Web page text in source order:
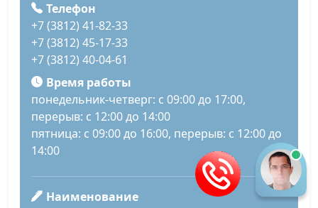
Телефон
+7 (3812) 41-82-33
+7 (3812) 45-17-33
+7 (3812) 40-04-61
Время работы
понедельник-четверг: с 09:00 до 17:00,
перерыв: с 12:00 до 14:00
пятница: с 09:00 до 16:00, перерыв: с 12:00 до
14:00
Наименование